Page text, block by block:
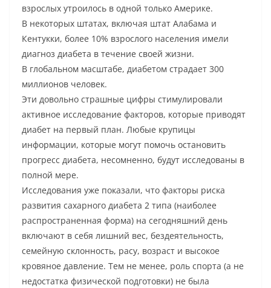
взрослых утроилось в одной только Америке.
В некоторых штатах, включая штат Алабама и
Кентукки, более 10% взрослого населения имели
диагноз диабета в течение своей жизни.
В глобальном масштабе, диабетом страдает 300
миллионов человек.
Эти довольно страшные цифры стимулировали
активное исследование факторов, которые приводят
диабет на первый план. Любые крупицы
информации, которые могут помочь остановить
прогресс диабета, несомненно, будут исследованы в
полной мере.
Исследования уже показали, что факторы риска
развития сахарного диабета 2 типа (наиболее
распространенная форма) на сегодняшний день
включают в себя лишний вес, бездеятельность,
семейную склонность, расу, возраст и высокое
кровяное давление. Тем не менее, роль спорта (а не
недостатка физической подготовки) не была